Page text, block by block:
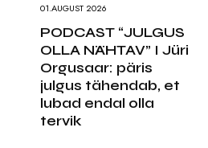
01.AUGUST 2026
PODCAST “JULGUS
OLLA NÄHTAV” I Jüri
Orgusaar: päris
julgus tähendab, et
lubad endal olla
tervik